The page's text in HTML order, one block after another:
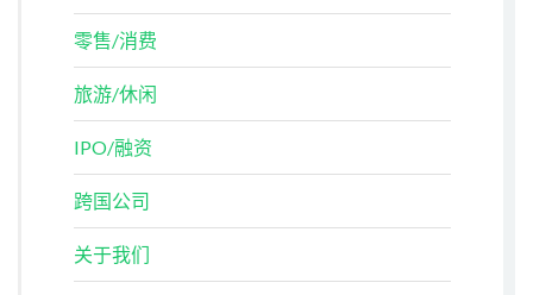
零售/消费
旅游/休闲
IPO/融资
跨国公司
关于我们